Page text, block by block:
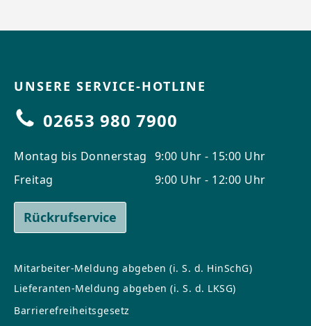
UNSERE SERVICE-HOTLINE
02653 980 7900
Montag bis Donnerstag
Freitag
9:00 Uhr - 15:00 Uhr
9:00 Uhr - 12:00 Uhr
Rückrufservice
Mitarbeiter-Meldung abgeben (i. S. d. HinSchG)
Lieferanten-Meldung abgeben (i. S. d. LKSG)
Barrierefreiheitsgesetz